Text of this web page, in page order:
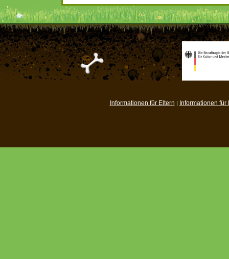
Informationen für Eltern | Informationen für